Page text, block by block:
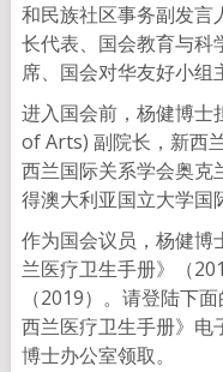
和民族社区事务副发言
长代表、国会教育与科
席、国会对华友好小组
进入国会前，杨健博士
of Arts) 副院长，新西
西兰国际关系学会奥克
得澳大利亚国立大学国
作为国会议员，杨健博
兰医疗卫生手册》（
（2019）。请登陆下
西兰医疗卫生手册》电
博士办公室领取。